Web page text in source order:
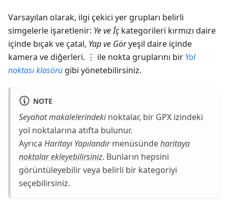
Varsayılan olarak, ilgi çekici yer grupları belirli
simgelerle işaretlenir: Ye ve İçkategorileri kırmızı daire
içinde bıçak ve çatal, Yap ve Göryeşil daire içinde
kamera ve diğerleri. ⋮ ile nokta gruplarını bir Yol
noktası klasörü gibi yönetebilirsiniz.
NOTE
Seyahat makalelerindekinoktalar, bir GPX izindeki
yol noktalarına atıfta bulunur.
Ayrıca Haritayı Yapılandırmenüsündeharitaya
noktalar ekleyebilirsiniz. Bunların hepsini
görüntüleyebilir veya belirli bir kategoriyi
seçebilirsiniz.